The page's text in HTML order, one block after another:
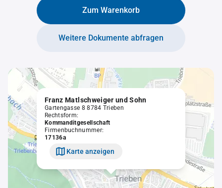
Zum Warenkorb
Weitere Dokumente abfragen
Franz Matlschweiger und Sohn
Gartengasse 8 8784 Trieben
Rechtsform:
Kommanditgesellschaft
Firmenbuchnummer:
17136a
Karte anzeigen